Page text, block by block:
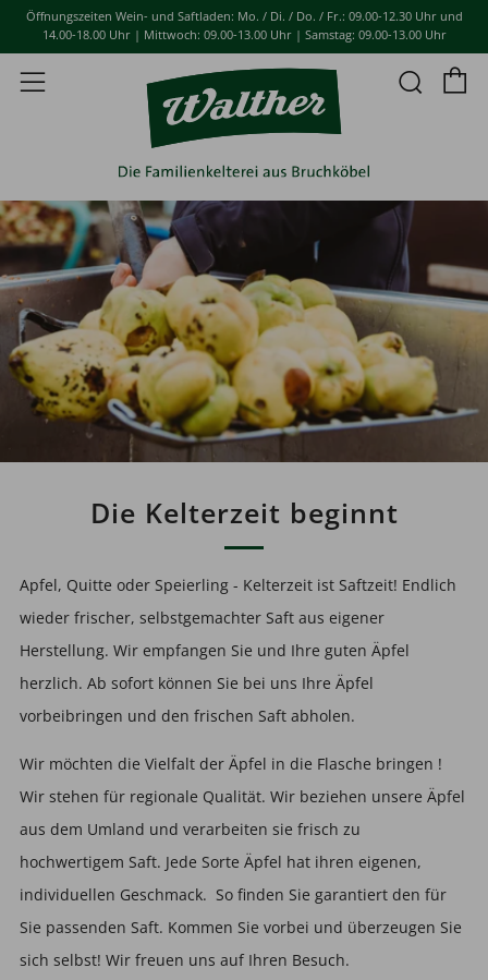
Öffnungszeiten Wein- und Saftladen: Mo. / Di. / Do. / Fr.: 09.00-12.30 Uhr und
14.00-18.00 Uhr | Mittwoch: 09.00-13.00 Uhr | Samstag: 09.00-13.00 Uhr
Menü
Die Kelterzeit beginnt
Apfel, Quitte oder Speierling - Kelterzeit ist Saftzeit! Endlich
wieder frischer, selbstgemachter Saft aus eigener
Herstellung. Wir empfangen Sie und Ihre guten Äpfel
herzlich. Ab sofort können Sie bei uns Ihre Äpfel
vorbeibringen und den frischen Saft abholen.
Wir möchten die Vielfalt der Äpfel in die Flasche bringen !
Wir stehen für regionale Qualität. Wir beziehen unsere Äpfel
aus dem Umland und verarbeiten sie frisch zu
hochwertigem Saft. Jede Sorte Äpfel hat ihren eigenen,
individuellen Geschmack. So finden Sie garantiert den für
Sie passenden Saft. Kommen Sie vorbei und überzeugen Sie
sich selbst! Wir freuen uns auf Ihren Besuch.